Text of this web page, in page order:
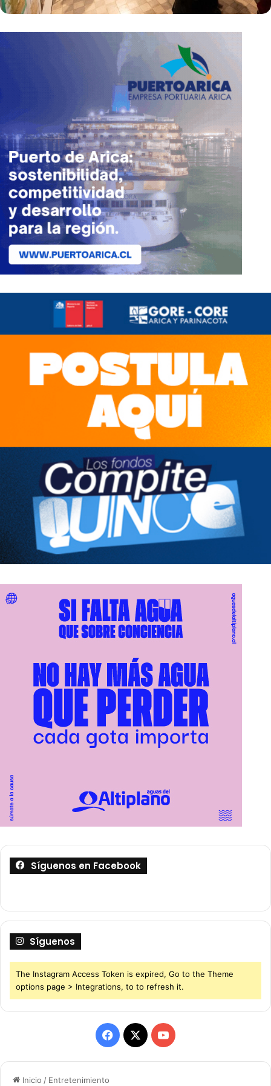
Inicio / Entretenimiento
Síguenos en Facebook
Síguenos
The Instagram Access Token is expired, Go to the Theme
options page > Integrations, to to refresh it.
F
a
X
Y
o